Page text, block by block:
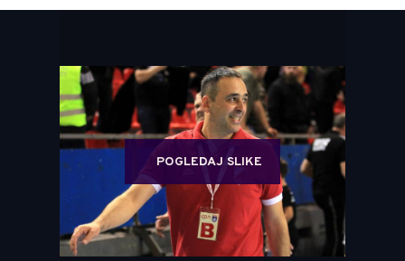
POGLEDAJ SLIKE